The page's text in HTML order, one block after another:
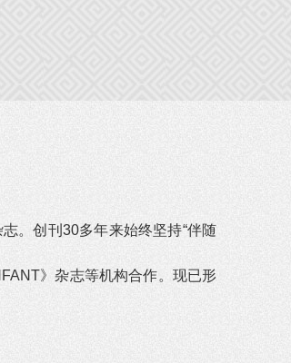
。创刊30多年来始终坚持“伴随
》杂志等机构合作。现已形